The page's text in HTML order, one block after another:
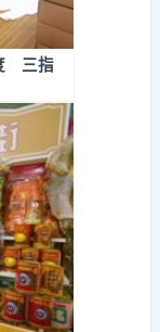
三指